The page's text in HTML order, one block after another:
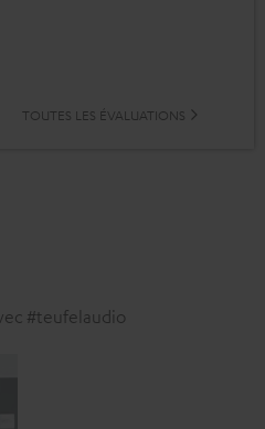
TOUTES LES ÉVALUATIONS
#teufelaudio